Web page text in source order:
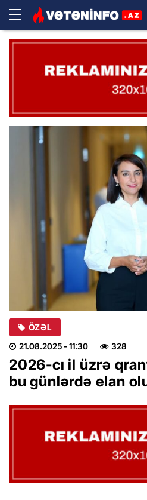
ÖZƏL
21.08.2025- 11:30 328
2026-cı il üzrə
bu günlərdə elan